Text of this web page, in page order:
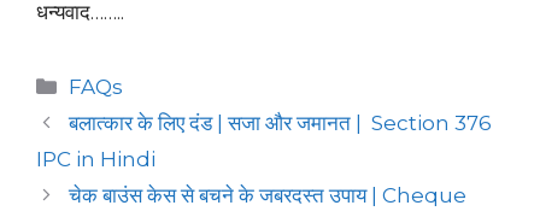
धन्यवाद……..
FAQs
बलात्कार के लिए दंड | सजा और जमानत | Section 376
IPC in Hindi
चेक बाउंस केस से बचने के जबरदस्त उपाय | Cheque